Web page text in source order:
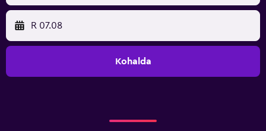
R 07.08
Kohalda